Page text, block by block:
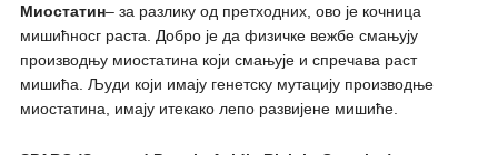
Миостатин– за разлику од претходних, ово је кочница
мишићносг раста. Добро је да физичке вежбе смањују
производњу миостатина који смањује и спречава раст
мишића. Људи који имају генетску мутацију производње
миостатина, имају итекако лепо развијене мишиће.